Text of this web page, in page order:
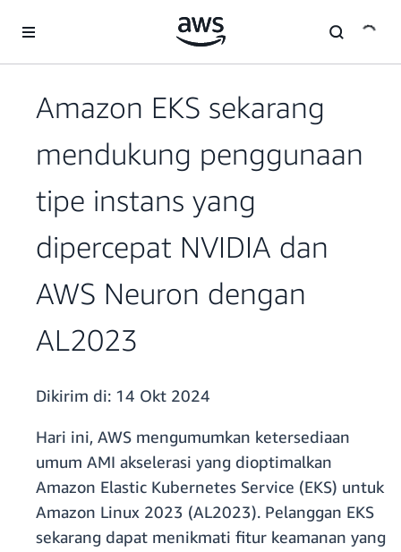
Amazon EKS sekarang
mendukung penggunaan
tipe instans yang
dipercepat NVIDIA dan
AWS Neuron dengan
AL2023
Dikirim di: 14 Okt 2024
Hari ini, AWS mengumumkan ketersediaan
umum AMI akselerasi yang dioptimalkan
Amazon Elastic Kubernetes Service (EKS) untuk
Amazon Linux 2023 (AL2023). Pelanggan EKS
sekarang dapat menikmati fitur keamanan yang